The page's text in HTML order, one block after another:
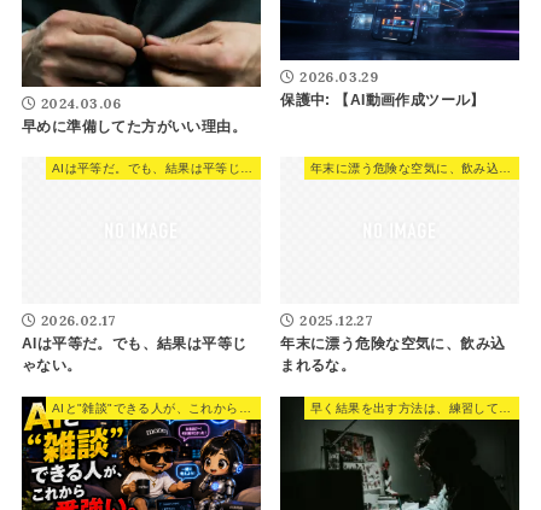
2024.03.06
早めに準備してた方がいい理由。
2026.03.29
保護中: 【AI動画作成ツール】
2026.02.17
AIは平等だ。でも、結果は平等じ
ゃない。
2025.12.27
年末に漂う危険な空気に、飲み込
まれるな。